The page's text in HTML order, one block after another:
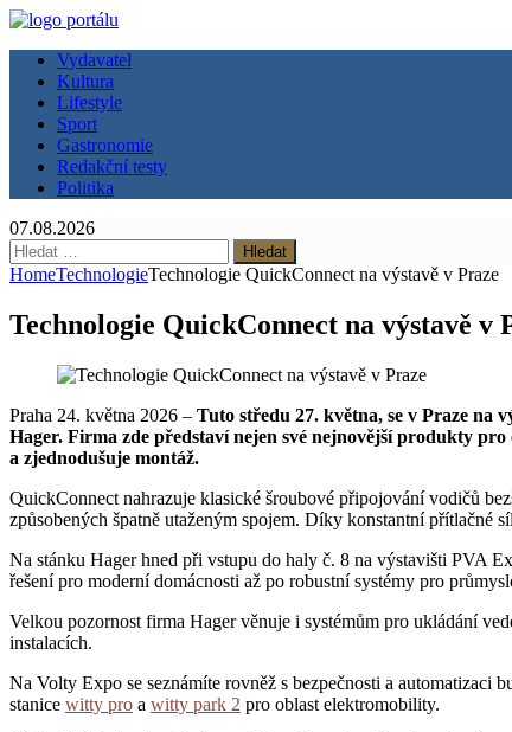
Vydavatel
Kultura
Lifestyle
Sport
Gastronomie
Redakční testy
Politika
07.08.2026
Vyhledávání
HomeTechnologieTechnologie QuickConnect na výstavě v Praze
Technologie QuickConnect na výstavě v
Praha 24. května 2026 – Tuto středu 27. května, se v Praze na
Hager. Firma zde představí nejen své nejnovější produkty
a zjednodušuje montáž.
QuickConnect nahrazuje klasické šroubové připojování vodičů
způsobených špatně utaženým spojem. Díky konstantní přítlačné
Na stánku Hager hned při vstupu do haly č. 8 na výstavišti PVA
řešení pro moderní domácnosti až po robustní systémy pro
Velkou pozornost firma Hager věnuje i systémům pro ukládání
instalacích.
Na Volty Expo se seznámíte rovněž s bezpečnosti a
stanice witty pro a witty park 2 pro oblast elektromobility.